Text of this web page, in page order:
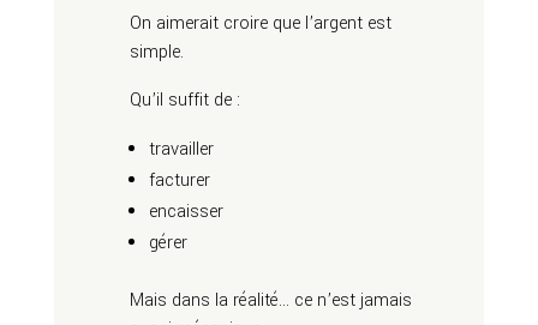
On aimerait croire que l’argent est
simple.
Qu’il suffit de :
travailler
facturer
encaisser
gérer
Mais dans la réalité… ce n’est jamais